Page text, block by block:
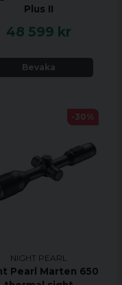
Plus II
48 599 kr
Bevaka
NIGHT PEARL
Pearl Marten 650
-30%
för jakt
på
röd och